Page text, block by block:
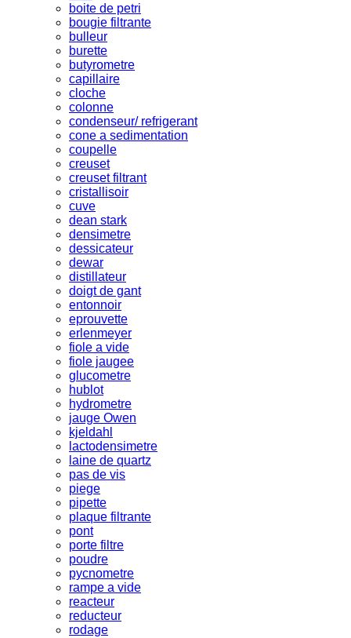
boite de petri
bougie filtrante
bulleur
burette
butyrometre
capillaire
cloche
colonne
condenseur/ refrigerant
cone a sedimentation
coupelle
creuset
creuset filtrant
cristallisoir
cuve
dean stark
densimetre
dessicateur
dewar
distillateur
doigt de gant
entonnoir
eprouvette
erlenmeyer
fiole a vide
fiole jaugee
glucometre
hublot
hydrometre
jauge Owen
kjeldahl
lactodensimetre
laine de quartz
pas de vis
piege
pipette
plaque filtrante
pont
porte filtre
poudre
pycnometre
rampe a vide
reacteur
reducteur
rodage